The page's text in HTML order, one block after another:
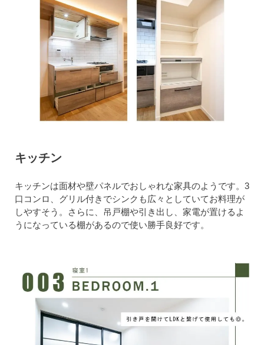
キッチン
キッチンは面材や壁パネルでおしゃれな家具のようです。3
口コンロ、グリル付きでシンクも広々としていてお料理が
しやすそう。さらに、吊戸棚や引き出し、家電が置けるよ
うになっている棚があるので使い勝手良好です。